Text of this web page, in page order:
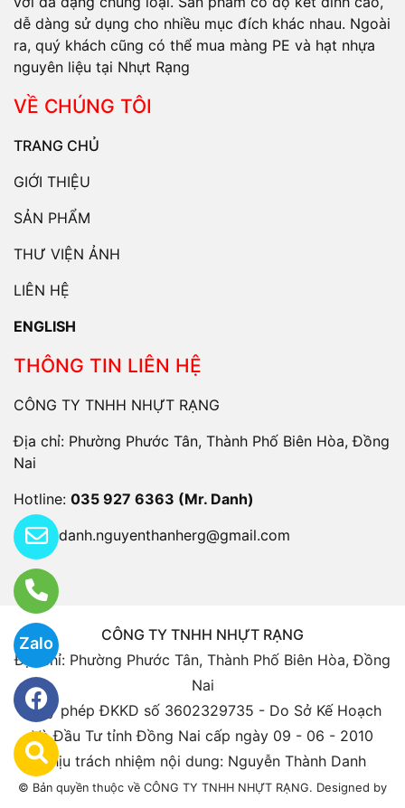
Zalo
dễ dàng sử dụng cho nhiều mục đích khác nhau. Ngoài
ra, quý khách cũng có thể mua màng PE và hạt nhựa
nguyên liệu tại Nhựt Rạng
VỀ CHÚNG TÔI
TRANG CHỦ
GIỚI THIỆU
SẢN PHẨM
THƯ VIỆN ẢNH
LIÊN HỆ
ENGLISH
THÔNG TIN LIÊN HỆ
CÔNG TY TNHH NHỰT RẠNG
Địa chỉ: Phường Phước Tân, Thành Phố Biên Hòa, Đồng
Nai
Hotline: 035 927 6363 (Mr. Danh)
Email:danh.nguyenthanherg@gmail.com
CÔNG TY TNHH NHỰT RẠNG
Địa chỉ: Phường Phước Tân, Thành Phố Biên Hòa, Đồng
Nai
Giấy phép ĐKKD số 3602329735 - Do Sở Kế Hoạch
Và Đầu Tư tỉnh Đồng Nai cấp ngày 09 - 06 - 2010
Chịu trách nhiệm nội dung: Nguyễn Thành Danh
© Bản quyền thuộc về CÔNG TY TNHH NHỰT RẠNG. Designed by